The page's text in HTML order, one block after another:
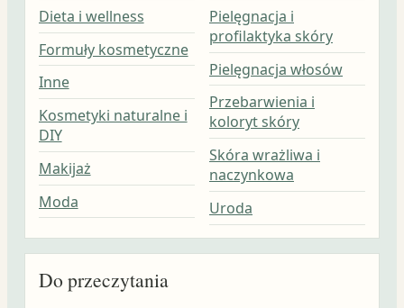
Dieta i wellness
Formuły kosmetyczne
Inne
Kosmetyki naturalne i
DIY
Makijaż
Moda
Pielęgnacja i
profilaktyka skóry
Pielęgnacja włosów
Przebarwienia i
koloryt skóry
Skóra wrażliwa i
naczynkowa
Uroda
Do przeczytania